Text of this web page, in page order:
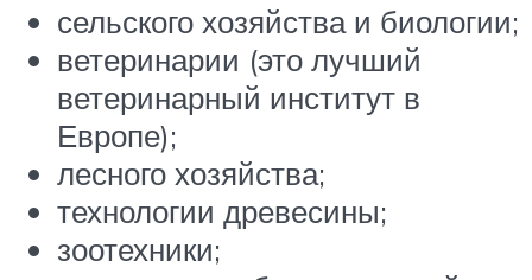
сельского хозяйства и биологии;
ветеринарии (это лучший
ветеринарный институт в
Европе);
лесного хозяйства;
технологии древесины;
зоотехники;